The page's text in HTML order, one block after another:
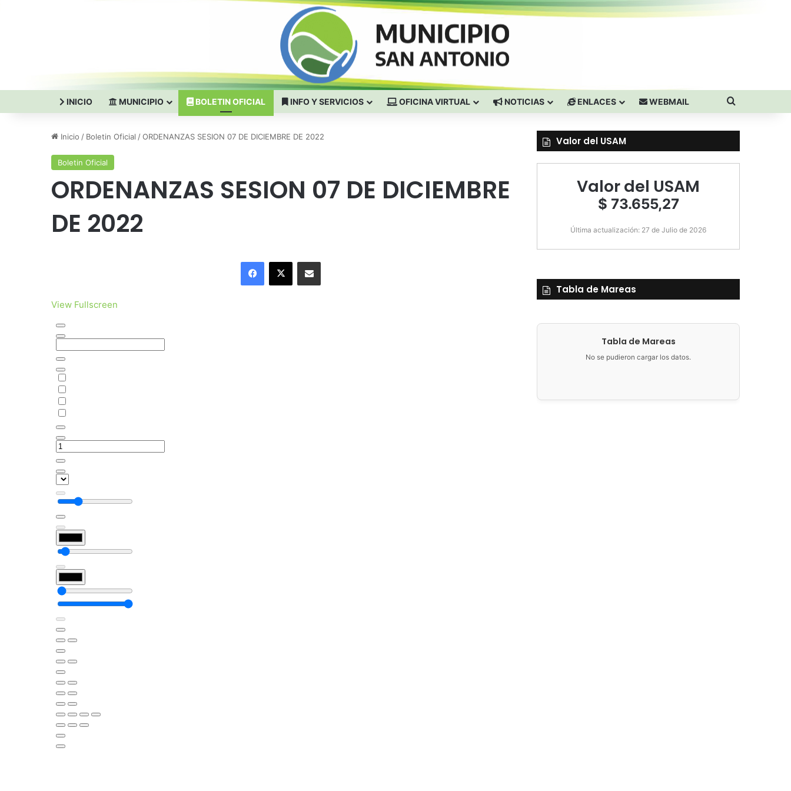
INICIO MUNICIPIO BOLETIN OFICIAL INFO Y SERVICIOS OFICINA VIRTUAL NOTICIAS ENLACES WEBMAIL Buscar por
Inicio / Boletin Oficial /ORDENANZAS SESION 07 DE DICIEMBRE DE 2022
Boletin Oficial
ORDENANZAS SESION 07 DE DICIEMBRE
DE 2022
Facebook
X Compartir por correo electrónico
View Fullscreen
al
contenido
del
PDF
Valor del USAM
Valor del USAM
$ 73.655,27
Última actualización: 27 de Julio de 2026
Tabla de Mareas
Tabla de Mareas
No se pudieron cargar los datos.